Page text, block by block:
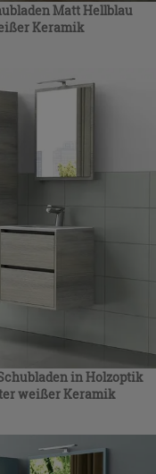
Matt Hellblau
Keramik
in Holzoptik
weißer Keramik